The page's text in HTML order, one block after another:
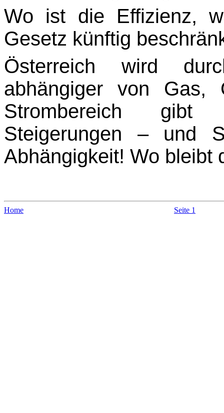
Wo ist die Effizienz,
Gesetz künftig
Österreich wird
abhängiger von
Strombereich
Steigerungen – und
Abhängigkeit! Wo bleibt
Home Seite 1